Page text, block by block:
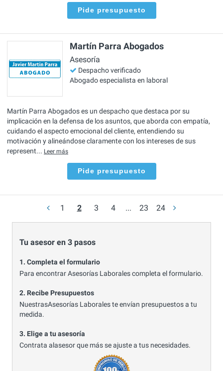
Pide presupuesto
Martín Parra Abogados
Asesoría
Despacho verificado
Abogado especialista en laboral
Martín Parra Abogados es un despacho que destaca por su
implicación en la defensa de los asuntos, que aborda con empatía,
cuidando el aspecto emocional del cliente, entendiendo su
motivación y alineándose claramente con los intereses de sus
represent... Leer más
Pide presupuesto
1 2 3 4 ... 23 24
Tu asesor en 3 pasos
1. Completa el formulario
Para encontrar Asesorías Laborales completa el formulario.
2. Recibe Presupuestos
NuestrasAsesorías Laborales te envían presupuestos a tu
medida.
3. Elige a tu asesoría
Contrata alasesor que más se ajuste a tus necesidades.